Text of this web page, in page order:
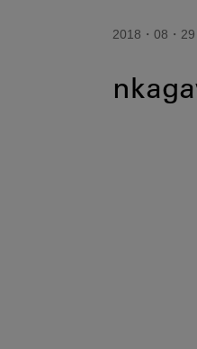
2018・08・29